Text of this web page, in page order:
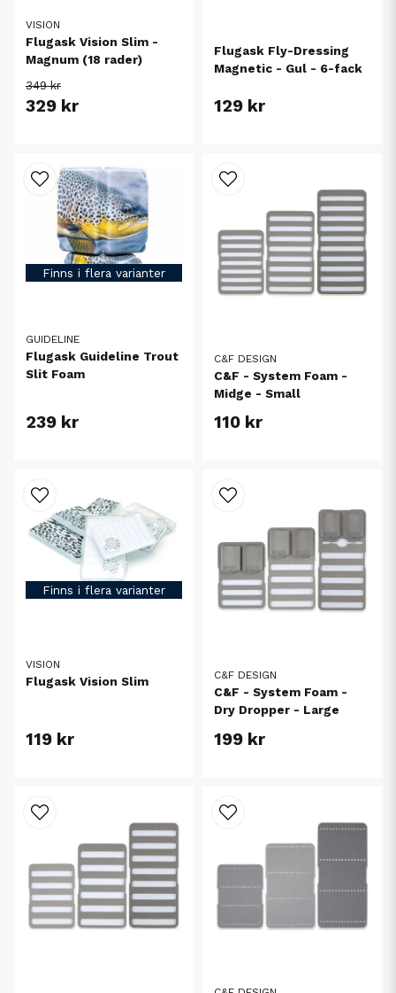
VISION
Flugask Vision Slim -
Magnum (18 rader)
349 kr
329 kr
Flugask Fly-Dressing
Magnetic - Gul - 6-fack
129 kr
Finns i flera varianter
GUIDELINE
Flugask Guideline Trout
Slit Foam
239 kr
C&F DESIGN
C&F - System Foam -
Midge - Small
110 kr
Finns i flera varianter
VISION
Flugask Vision Slim
119 kr
C&F DESIGN
C&F - System Foam -
Dry Dropper - Large
199 kr